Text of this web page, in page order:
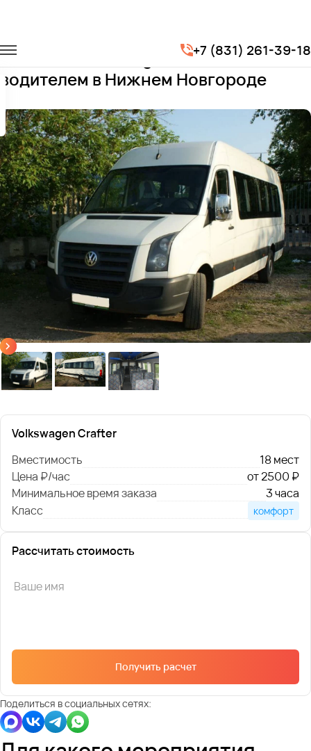
+7 (831) 261-39-18
Микроавтобусы Volkswagen Crafter
Заказать Volkswagen Crafter с
водителем в Нижнем Новгороде
Volkswagen Crafter
Вместимость
18 мест
Цена ₽/час
от 2500 ₽
Минимальное время заказа
3 часа
Класс
комфорт
Рассчитать стоимость
Получить расчет
Поделиться в социальных сетях: